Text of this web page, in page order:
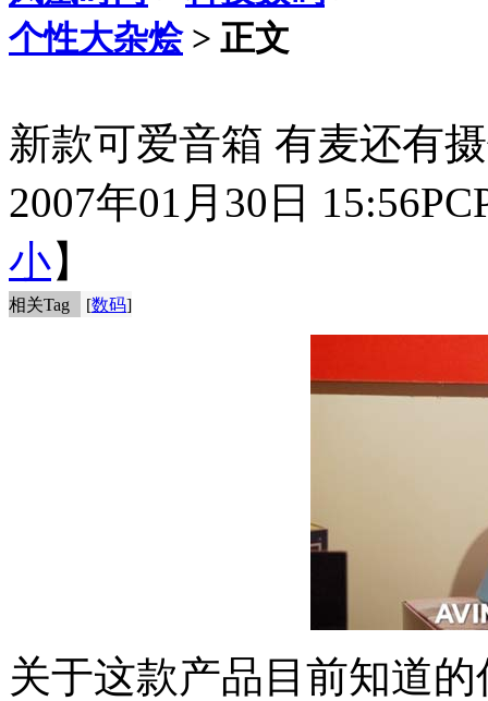
个性大杂烩> 正文
新款可爱音箱 有麦还有
2007年01月30日 15:56
小】
相关Tag [数码]
关于这款产品目前知道